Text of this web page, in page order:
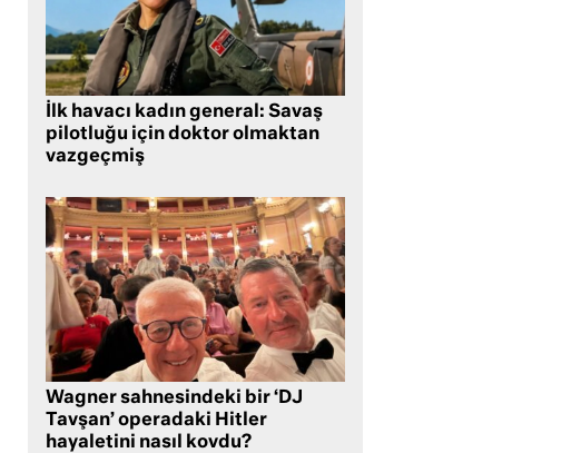
İlk havacı kadın general: Savaş
pilotluğu için doktor olmaktan
vazgeçmiş
Wagner sahnesindeki bir ‘DJ
Tavşan’ operadaki Hitler
hayaletini nasıl kovdu?